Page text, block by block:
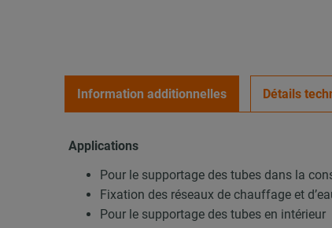
Information additionnelles Détails
Applications
Pour le supportage des tubes dans la
Fixation des réseaux de chauffage et
Pour le supportage des tubes en intérieur